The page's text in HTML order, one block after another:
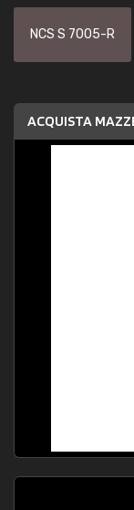
NCS S 7005-R
ACQUISTA